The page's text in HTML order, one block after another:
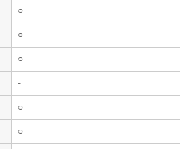
○
○
○
-
○
○